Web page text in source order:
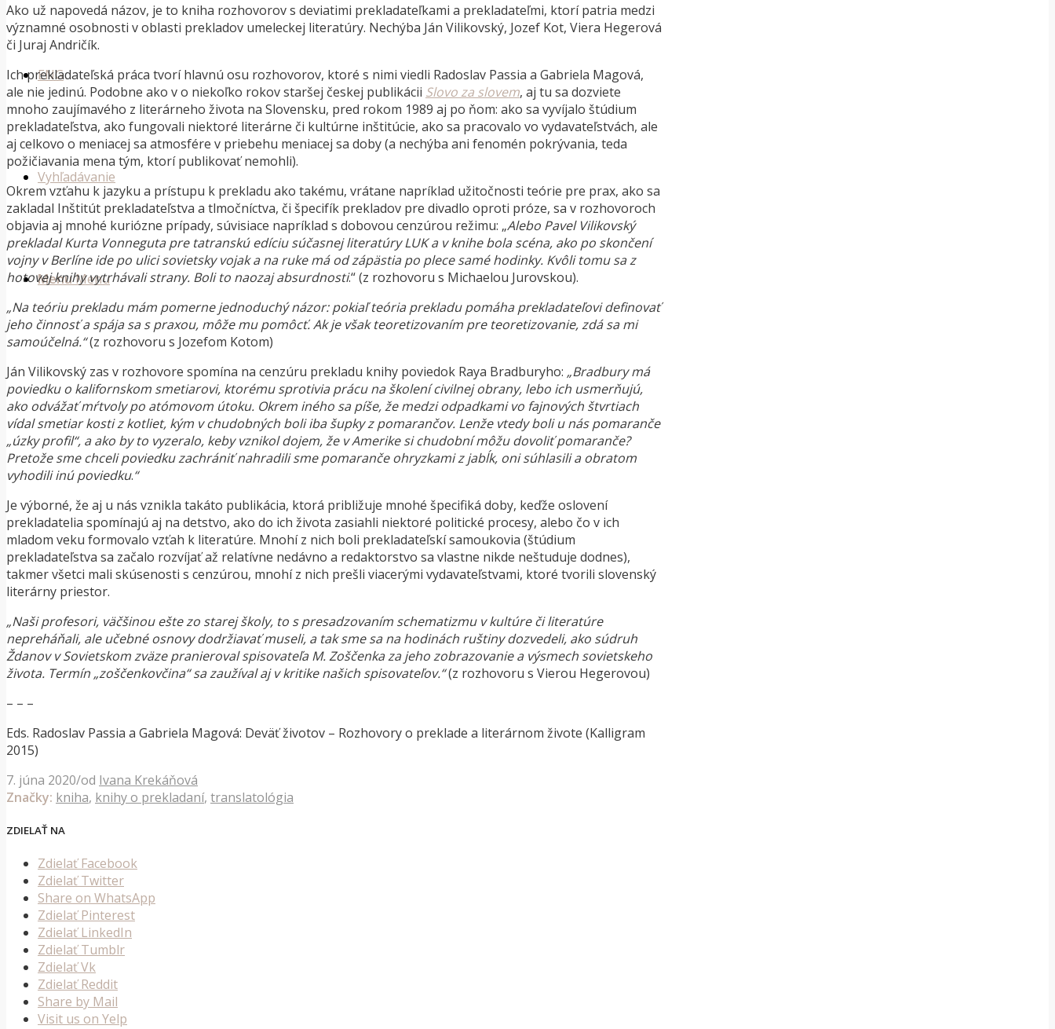
ENG
Vyhľadávanie
MenuMenu
Ako už napovedá názov, je to kniha rozhovorov s deviatimi prekladateľkami a prekladateľmi, ktorí patria medzi
významné osobnosti v oblasti prekladov umeleckej literatúry. Nechýba Ján Vilikovský, Jozef Kot, Viera Hegerová
či Juraj Andričík.
Ich prekladateľská práca tvorí hlavnú osu rozhovorov, ktoré s nimi viedli Radoslav Passia a Gabriela Magová,
ale nie jedinú. Podobne ako v o niekoľko rokov staršej českej publikácii Slovo za slovem, aj tu sa dozviete
mnoho zaujímavého z literárneho života na Slovensku, pred rokom 1989 aj po ňom: ako sa vyvíjalo štúdium
prekladateľstva, ako fungovali niektoré literárne či kultúrne inštitúcie, ako sa pracovalo vo vydavateľstvách, ale
aj celkovo o meniacej sa atmosfére v priebehu meniacej sa doby (a nechýba ani fenomén pokrývania, teda
požičiavania mena tým, ktorí publikovať nemohli).
Okrem vzťahu k jazyku a prístupu k prekladu ako takému, vrátane napríklad užitočnosti teórie pre prax, ako sa
zakladal Inštitút prekladateľstva a tlmočníctva, či špecifík prekladov pre divadlo oproti próze, sa v rozhovoroch
objavia aj mnohé kuriózne prípady, súvisiace napríklad s dobovou cenzúrou režimu: „Alebo Pavel Vilikovský
prekladal Kurta Vonneguta pre tatranskú edíciu súčasnej literatúry LUK a v knihe bola scéna, ako po skončení
vojny v Berlíne ide po ulici sovietsky vojak a na ruke má od zápästia po plece samé hodinky. Kvôli tomu sa z
hotovej knihy vytrhávali strany. Boli to naozaj absurdnosti.“ (z rozhovoru s Michaelou Jurovskou).
„Na teóriu prekladu mám pomerne jednoduchý názor: pokiaľ teória prekladu pomáha prekladateľovi definovať
jeho činnosť a spája sa s praxou, môže mu pomôcť. Ak je však teoretizovaním pre teoretizovanie, zdá sa mi
samoúčelná.“(z rozhovoru s Jozefom Kotom)
Ján Vilikovský zas v rozhovore spomína na cenzúru prekladu knihy poviedok Raya Bradburyho: „Bradbury má
poviedku o kalifornskom smetiarovi, ktorému sprotivia prácu na školení civilnej obrany, lebo ich usmerňujú,
ako odvážať mŕtvoly po atómovom útoku. Okrem iného sa píše, že medzi odpadkami vo fajnových štvrtiach
vídal smetiar kosti z kotliet, kým v chudobných boli iba šupky z pomarančov. Lenže vtedy boli u nás pomaranče
„úzky profil“, a ako by to vyzeralo, keby vznikol dojem, že v Amerike si chudobní môžu dovoliť pomaranče?
Pretože sme chceli poviedku zachrániť nahradili sme pomaranče ohryzkami z jabĺk, oni súhlasili a obratom
vyhodili inú poviedku.“
Je výborné, že aj u nás vznikla takáto publikácia, ktorá približuje mnohé špecifiká doby, keďže oslovení
prekladatelia spomínajú aj na detstvo, ako do ich života zasiahli niektoré politické procesy, alebo čo v ich
mladom veku formovalo vzťah k literatúre. Mnohí z nich boli prekladateľskí samoukovia (štúdium
prekladateľstva sa začalo rozvíjať až relatívne nedávno a redaktorstvo sa vlastne nikde neštuduje dodnes),
takmer všetci mali skúsenosti s cenzúrou, mnohí z nich prešli viacerými vydavateľstvami, ktoré tvorili slovenský
literárny priestor.
„Naši profesori, väčšinou ešte zo starej školy, to s presadzovaním schematizmu v kultúre či literatúre
nepreháňali, ale učebné osnovy dodržiavať museli, a tak sme sa na hodinách ruštiny dozvedeli, ako súdruh
Ždanov v Sovietskom zväze pranieroval spisovateľa M. Zoščenka za jeho zobrazovanie a výsmech sovietskeho
života. Termín „zoščenkovčina“ sa zaužíval aj v kritike našich spisovateľov.“(z rozhovoru s Vierou Hegerovou)
– – –
Eds. Radoslav Passia a Gabriela Magová: Deväť životov – Rozhovory o preklade a literárnom živote (Kalligram
2015)
7. júna 2020/od Ivana Krekáňová
Značky: kniha, knihy o prekladaní, translatológia
ZDIELAŤ NA
Zdielať Facebook
Zdielať Twitter
Share on WhatsApp
Zdielať Pinterest
Zdielať LinkedIn
Zdielať Tumblr
Zdielať Vk
Zdielať Reddit
Share by Mail
Visit us on Yelp